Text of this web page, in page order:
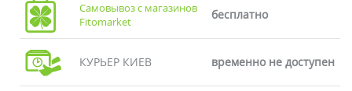
Самовывоз с магазинов
Fitomarket
бесплатно
КУРЬЕР КИЕВ временно не доступен